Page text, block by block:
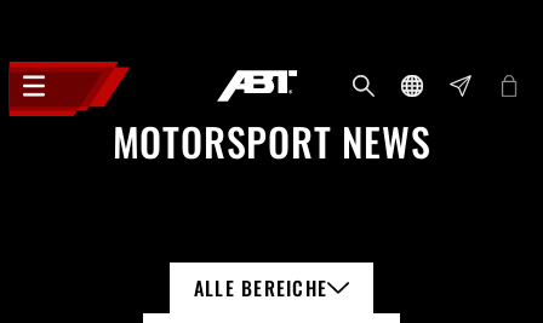
MOTORSPORT NEWS
ALLE BEREICHE